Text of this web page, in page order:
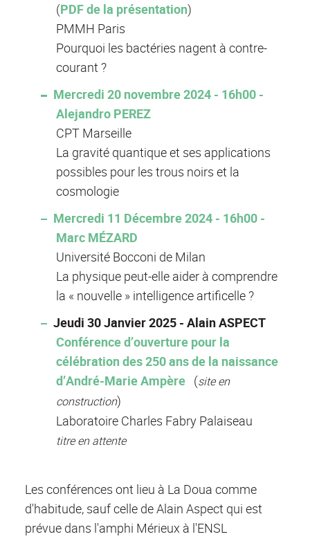
(PDF de la présentation)
PMMH Paris
Pourquoi les bactéries nagent à contre-
courant ?
Mercredi 20 novembre 2024 - 16h00 -
Alejandro PEREZ
CPT Marseille
La gravité quantique et ses applications
possibles pour les trous noirs et la
cosmologie
Mercredi 11 Décembre 2024 - 16h00 -
Marc MÉZARD
Université Bocconi de Milan
La physique peut-elle aider à comprendre
la « nouvelle » intelligence artificelle ?
Jeudi 30 Janvier 2025 - Alain ASPECT
Conférence d’ouverture pour la
célébration des 250 ans de la naissance
d’André-Marie Ampère (site en
construction)
Laboratoire Charles Fabry Palaiseau
titre en attente
Les conférences ont lieu à La Doua comme
d'habitude, sauf celle de Alain Aspect qui est
prévue dans l'amphi Mérieux à l'ENSL